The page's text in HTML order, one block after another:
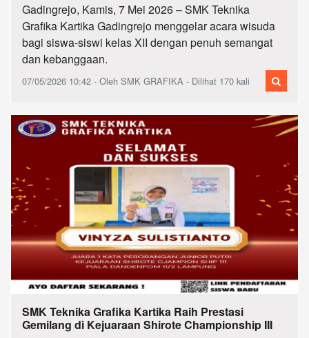
Gadingrejo, Kamis, 7 Mei 2026 – SMK Teknika
Grafika Kartika Gadingrejo menggelar acara wisuda
bagi siswa-siswi kelas XII dengan penuh semangat
dan kebanggaan.
07/05/2026 10:42 - Oleh SMK GRAFIKA - Dilihat 170 kali
SMK Teknika Grafika Kartika Raih Prestasi
Gemilang di Kejuaraan Shirote Championship III